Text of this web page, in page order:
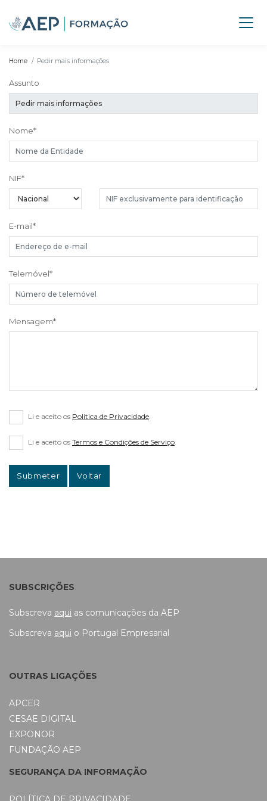
Home Pedir mais informações
Assunto
Nome*
NIF*
E-mail*
Telemóvel*
Mensagem*
Li e aceito os Politica de Privacidade.
Li e aceito os Termos e Condições de Serviço
Submeter Voltar
SUBSCRIÇÕES
Subscreva aqui as comunicações da AEP
Subscreva aqui o Portugal Empresarial
OUTRAS LIGAÇÕES
APCER
CESAE DIGITAL
EXPONOR
FUNDAÇÃO AEP
SEGURANÇA DA INFORMAÇÃO